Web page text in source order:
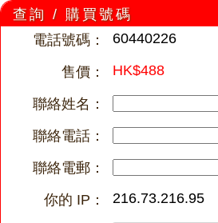
查詢 / 購買號碼
電話號碼：
60440226
售價： HK$488
聯絡姓名：
聯絡電話：
聯絡電郵：
你的 IP：
216.73.216.95